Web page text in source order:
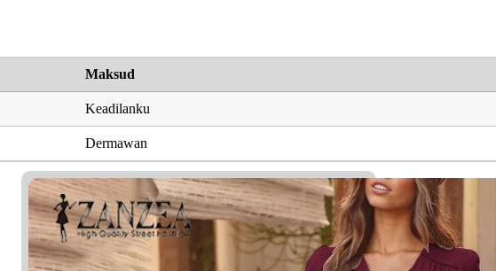
Maksud
Keadilanku
Dermawan